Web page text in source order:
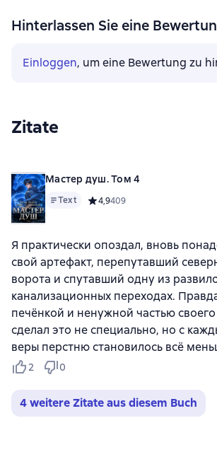
Hinterlassen Sie eine
Einloggen, um eine Bewertung zu
Zitate
Мастер душ. Том 4
Text Средний рейтинг 4,9 на
4,9409
Я практически опоздал, вновь
свой артефакт, перепутавший
ворота и спутавший одну из
канализационных переходах.
печёнкой и ненужной частью
сделал это не специально, но с
веры перстню становилось всё
2 0
4 weitere Zitate aus diesem Buch